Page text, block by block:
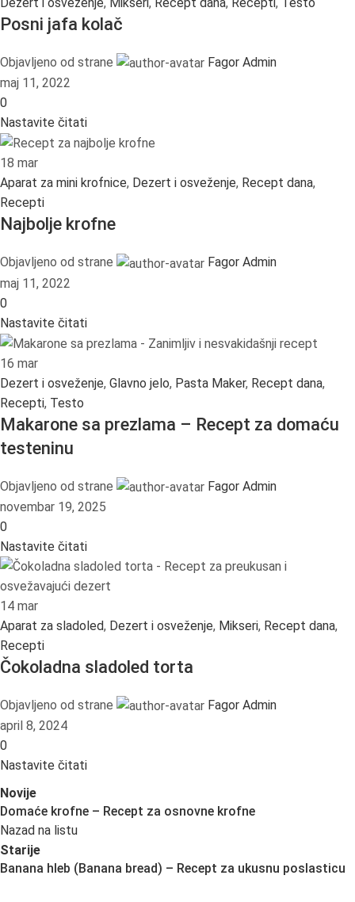
Posni jafa kolač
Objavljeno od strane
Fagor Admin
maj 11, 2022
0
Nastavite čitati
18 mar
Aparat za mini krofnice, Dezert i osveženje, Recept dana,
Recepti
Najbolje krofne
Objavljeno od strane
Fagor Admin
maj 11, 2022
0
Nastavite čitati
16 mar
Dezert i osveženje, Glavno jelo, Pasta Maker, Recept dana,
Recepti, Testo
Makarone sa prezlama – Recept za domaću
testeninu
Objavljeno od strane
Fagor Admin
novembar 19, 2025
0
Nastavite čitati
14 mar
Aparat za sladoled, Dezert i osveženje, Mikseri, Recept dana,
Recepti
Čokoladna sladoled torta
Objavljeno od strane
Fagor Admin
april 8, 2024
0
Nastavite čitati
Novije
Domaće krofne – Recept za osnovne krofne
Nazad na listu
Starije
Banana hleb (Banana bread) – Recept za ukusnu poslasticu